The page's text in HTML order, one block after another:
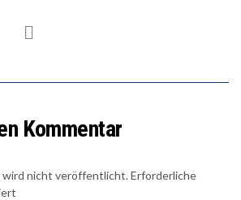
Kommentar
wird nicht veröffentlicht.Erforderliche